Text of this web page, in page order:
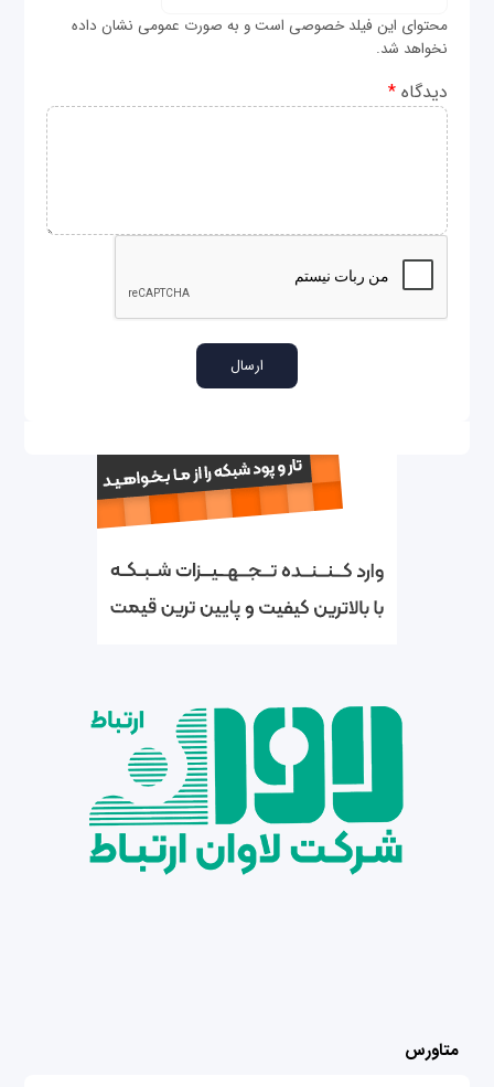
محتوای این فیلد خصوصی است و به صورت عمومی نشان داده
نخواهد شد.
دیدگاه*
متاورس